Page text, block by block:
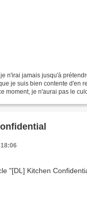
n'irai jamais jusqu'à
je suis bien contente d'en
moment, je n'aurai pas le